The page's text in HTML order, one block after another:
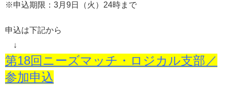
※申込期限：3月9日（火）24時まで
申込は下記から
↓
第18回ニーズマッチ・ロジカル支部／
参加申込